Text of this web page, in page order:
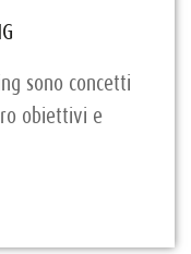
sono concetti
obiettivi e